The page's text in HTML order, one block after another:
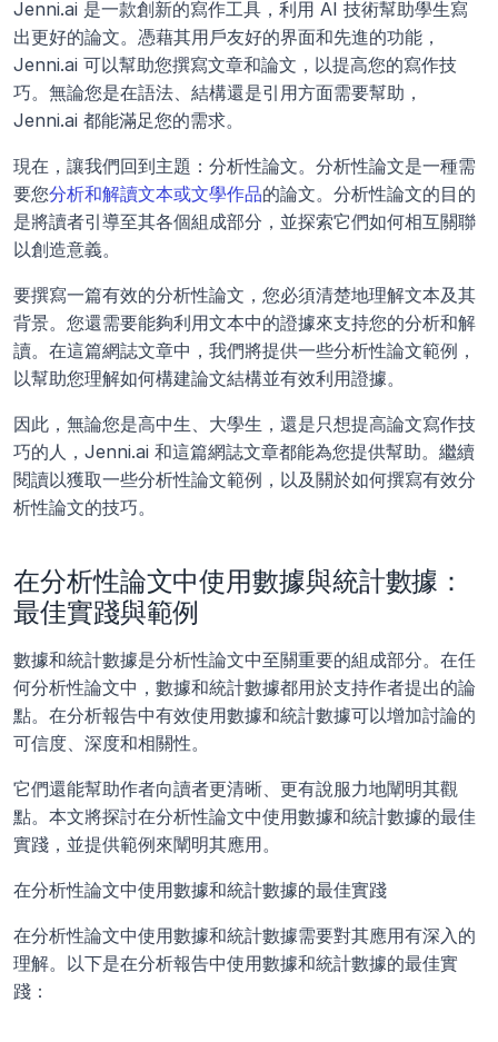
Jenni.ai 是一款創新的寫作工具，利用 AI 技術幫助學生寫
出更好的論文。憑藉其用戶友好的界面和先進的功能，
Jenni.ai 可以幫助您撰寫文章和論文，以提高您的寫作技
巧。無論您是在語法、結構還是引用方面需要幫助，
Jenni.ai 都能滿足您的需求。
現在，讓我們回到主題：分析性論文。分析性論文是一種需
要您分析和解讀文本或文學作品的論文。分析性論文的目的
是將讀者引導至其各個組成部分，並探索它們如何相互關聯
以創造意義。
要撰寫一篇有效的分析性論文，您必須清楚地理解文本及其
背景。您還需要能夠利用文本中的證據來支持您的分析和解
讀。在這篇網誌文章中，我們將提供一些分析性論文範例，
以幫助您理解如何構建論文結構並有效利用證據。
因此，無論您是高中生、大學生，還是只想提高論文寫作技
巧的人，Jenni.ai 和這篇網誌文章都能為您提供幫助。繼續
閱讀以獲取一些分析性論文範例，以及關於如何撰寫有效分
析性論文的技巧。
在分析性論文中使用數據與統計數據：
最佳實踐與範例
數據和統計數據是分析性論文中至關重要的組成部分。在任
何分析性論文中，數據和統計數據都用於支持作者提出的論
點。在分析報告中有效使用數據和統計數據可以增加討論的
可信度、深度和相關性。
它們還能幫助作者向讀者更清晰、更有說服力地闡明其觀
點。本文將探討在分析性論文中使用數據和統計數據的最佳
實踐，並提供範例來闡明其應用。
在分析性論文中使用數據和統計數據的最佳實踐
在分析性論文中使用數據和統計數據需要對其應用有深入的
理解。以下是在分析報告中使用數據和統計數據的最佳實
踐：